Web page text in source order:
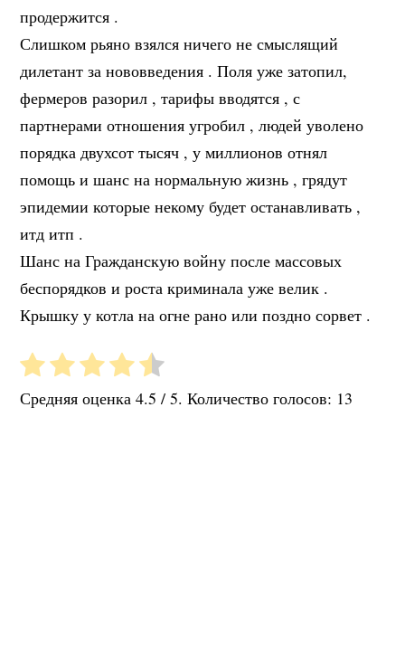
продержится .
Слишком рьяно взялся ничего не смыслящий
дилетант за нововведения . Поля уже затопил,
фермеров разорил , тарифы вводятся , с
партнерами отношения угробил , людей уволено
порядка двухсот тысяч , у миллионов отнял
помощь и шанс на нормальную жизнь , грядут
эпидемии которые некому будет останавливать ,
итд итп .
Шанс на Гражданскую войну после массовых
беспорядков и роста криминала уже велик .
Крышку у котла на огне рано или поздно сорвет .
Средняя оценка4.5 / 5. Количество голосов: 13